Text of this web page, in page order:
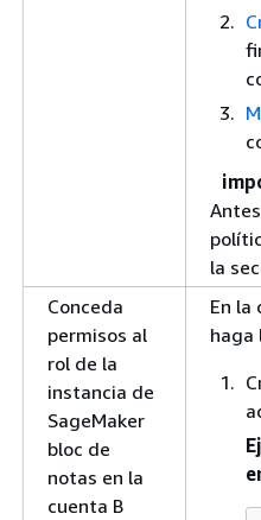
la
Conceda
permisos al
rol de la
instancia de
SageMaker
bloc de
notas en la
cuenta B
En la
haga